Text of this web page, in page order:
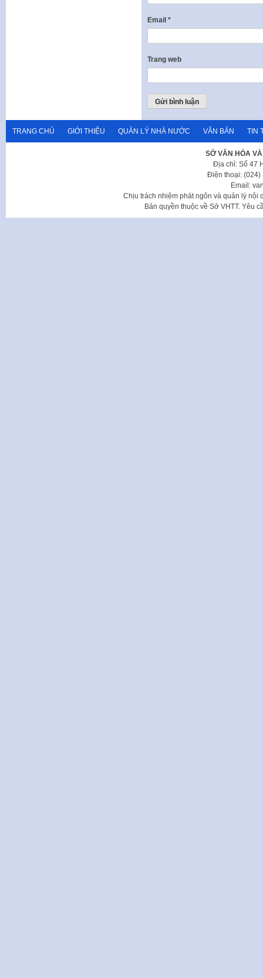
Email *
Trang web
TRANG CHỦ GIỚI THIỆU QUẢN LÝ NHÀ NƯỚC VĂN BẢN TIN
SỞ VĂN HÓA
Địa chỉ: Số 47
Điện thoại: (024)
Email:
Chịu trách nhiệm phát ngôn và quản lý nội
Bản quyền thuộc về Sở VHTT. Yêu